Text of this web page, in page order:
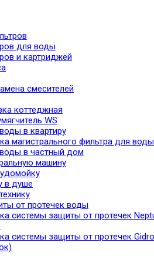
для воды
и картриджей
смесителей
коттеджная
WS
в квартиру
магистрального фильтра для воды
в частный дом
машину
в душе
от протечек воды
системы защиты от протечек
системы защиты от протечек